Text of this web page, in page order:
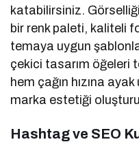
katabilirsiniz.
bir renk paleti, kaliteli
temaya uygun
çekici tasarım öğeleri
hem çağın hızına
marka estetiği
Hashtag ve SEO